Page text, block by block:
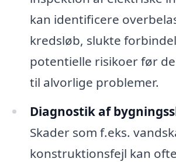
kan identificere
kredsløb, slukte
potentielle risikoer før
til alvorlige problemer.
Diagnostik af
Skader som f.eks.
konstruktionsfejl kan